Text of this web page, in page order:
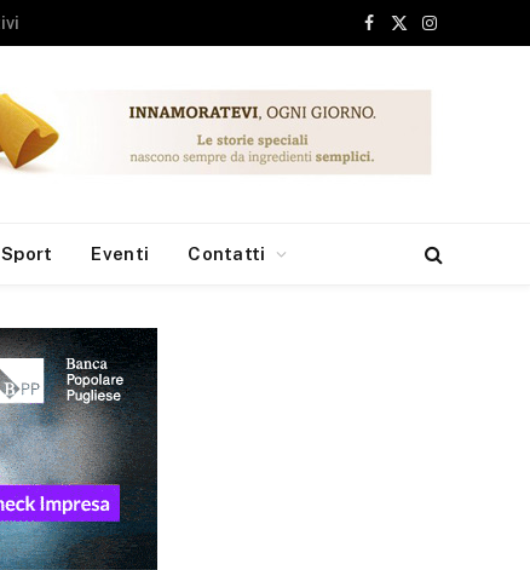
Facebook
X
Instagram
Sport Eventi Contatti